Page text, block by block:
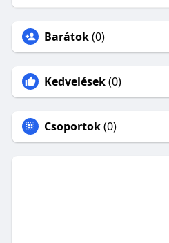
Barátok(0)
Kedvelések(0)
Csoportok(0)